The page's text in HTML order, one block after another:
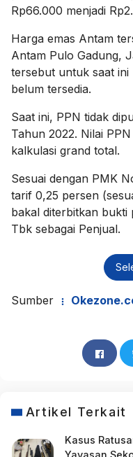
Rp66.000 menjadi
Harga emas Antam
Antam Pulo Gadung,
tersebut untuk saat ini
belum tersedia.
Saat ini, PPN tidak
Tahun 2022. Nilai
kalkulasi grand total.
Sesuai dengan PMK
tarif 0,25 persen
bakal diterbitkan bukti
Tbk sebagai Penjual.
Sumber
Artikel Terkait
Kasus
Yayasan